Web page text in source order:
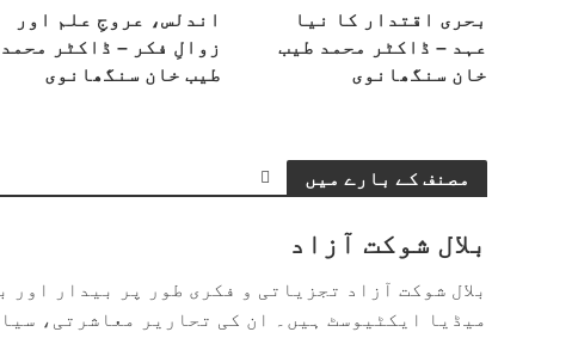
بحری اقتدار کا نیا
عہد – ڈاکٹر محمد طیب
خان سنگھانوی
اندلس، عروجِ علم اور
زوالِ فکر – ڈاکٹر محمد
طیب خان سنگھانوی
مصنف کے بارے میں
بلال شوکت آزاد
بلال شوکت آزاد تجزیاتی و فکری طور پر بیدار
میڈیا ایکٹیوسٹ ہیں۔ ان کی تحاریر معاشرتی،